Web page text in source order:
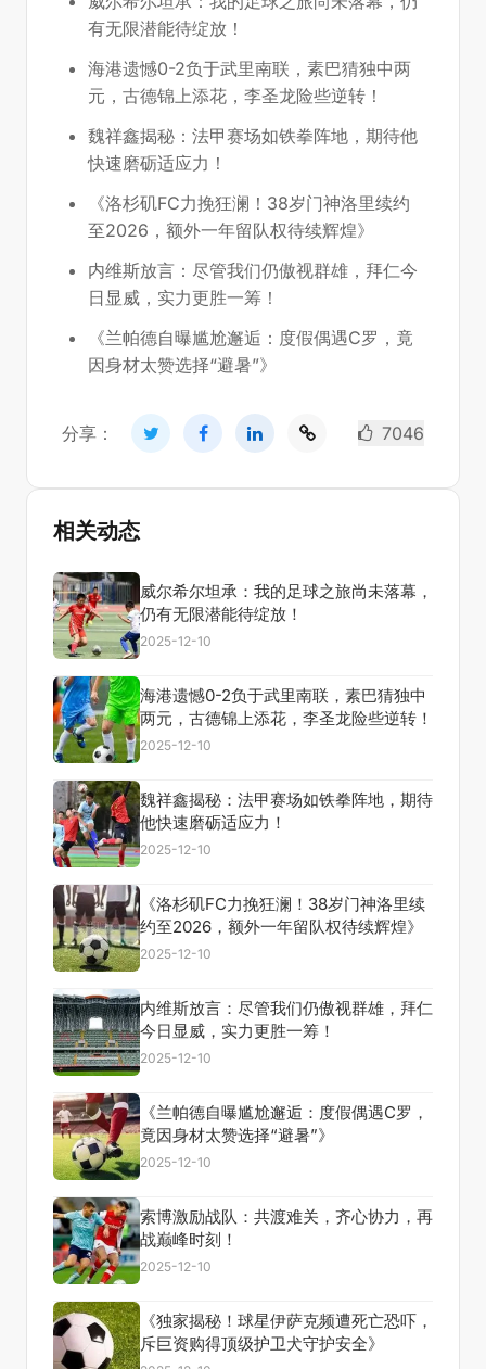
有无限潜能待绽放！
海港遗憾0-2负于武里南联，素巴猜独中两
元，古德锦上添花，李圣龙险些逆转！
魏祥鑫揭秘：法甲赛场如铁拳阵地，期待他
快速磨砺适应力！
《洛杉矶FC力挽狂澜！38岁门神洛里续约
至2026，额外一年留队权待续辉煌》
内维斯放言：尽管我们仍傲视群雄，拜仁今
日显威，实力更胜一筹！
《兰帕德自曝尴尬邂逅：度假偶遇C罗，竟
因身材太赞选择“避暑”》
分享： 7046
相关动态
威尔希尔坦承：我的足球之旅尚未落幕，
仍有无限潜能待绽放！
2025-12-10
海港遗憾0-2负于武里南联，素巴猜独中
两元，古德锦上添花，李圣龙险些逆转！
2025-12-10
魏祥鑫揭秘：法甲赛场如铁拳阵地，期待
他快速磨砺适应力！
2025-12-10
《洛杉矶FC力挽狂澜！38岁门神洛里续
约至2026，额外一年留队权待续辉煌》
2025-12-10
内维斯放言：尽管我们仍傲视群雄，拜仁
今日显威，实力更胜一筹！
2025-12-10
《兰帕德自曝尴尬邂逅：度假偶遇C罗，
竟因身材太赞选择“避暑”》
2025-12-10
索博激励战队：共渡难关，齐心协力，再
战巅峰时刻！
2025-12-10
《独家揭秘！球星伊萨克频遭死亡恐吓，
斥巨资购得顶级护卫犬守护安全》